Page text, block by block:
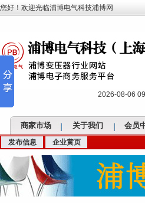
您好！欢迎光临浦博电气科技浦博网
2026-08-06
商家市场 关于我们 会员
发布信息 企业黄页